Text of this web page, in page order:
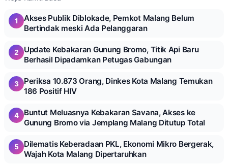
1
Akses Publik Diblokade, Pemkot Malang Belum
Bertindak meski Ada Pelanggaran
2
Update Kebakaran Gunung Bromo, Titik Api Baru
Berhasil Dipadamkan Petugas Gabungan
3
Periksa 10.873 Orang, Dinkes Kota Malang Temukan
186 Positif HIV
4
Buntut Meluasnya Kebakaran Savana, Akses ke
Gunung Bromo via Jemplang Malang Ditutup Total
5
Dilematis Keberadaan PKL, Ekonomi Mikro Bergerak,
Wajah Kota Malang Dipertaruhkan